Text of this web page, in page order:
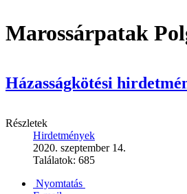
Marossárpatak
Házasságkötési
Részletek
Hirdetmények
2020. szeptember 14.
Találatok: 685
Nyomtatás